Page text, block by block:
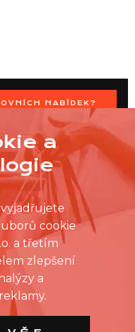
NABÍDEK?
VAŠIMI ČASOVÝMI
a
cookie
a třetím
zlepšení
a